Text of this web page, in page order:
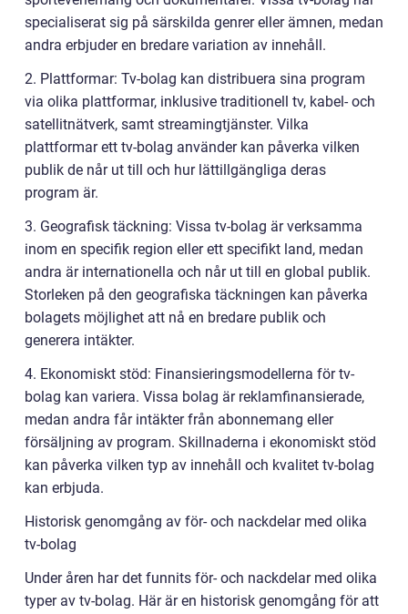
specialiserat sig på särskilda genrer eller ämnen, medan
andra erbjuder en bredare variation av innehåll.
2. Plattformar: Tv-bolag kan distribuera sina program
via olika plattformar, inklusive traditionell tv, kabel- och
satellitnätverk, samt streamingtjänster. Vilka
plattformar ett tv-bolag använder kan påverka vilken
publik de når ut till och hur lättillgängliga deras
program är.
3. Geografisk täckning: Vissa tv-bolag är verksamma
inom en specifik region eller ett specifikt land, medan
andra är internationella och når ut till en global publik.
Storleken på den geografiska täckningen kan påverka
bolagets möjlighet att nå en bredare publik och
generera intäkter.
4. Ekonomiskt stöd: Finansieringsmodellerna för tv-
bolag kan variera. Vissa bolag är reklamfinansierade,
medan andra får intäkter från abonnemang eller
försäljning av program. Skillnaderna i ekonomiskt stöd
kan påverka vilken typ av innehåll och kvalitet tv-bolag
kan erbjuda.
Historisk genomgång av för- och nackdelar med olika
tv-bolag
Under åren har det funnits för- och nackdelar med olika
typer av tv-bolag. Här är en historisk genomgång för att